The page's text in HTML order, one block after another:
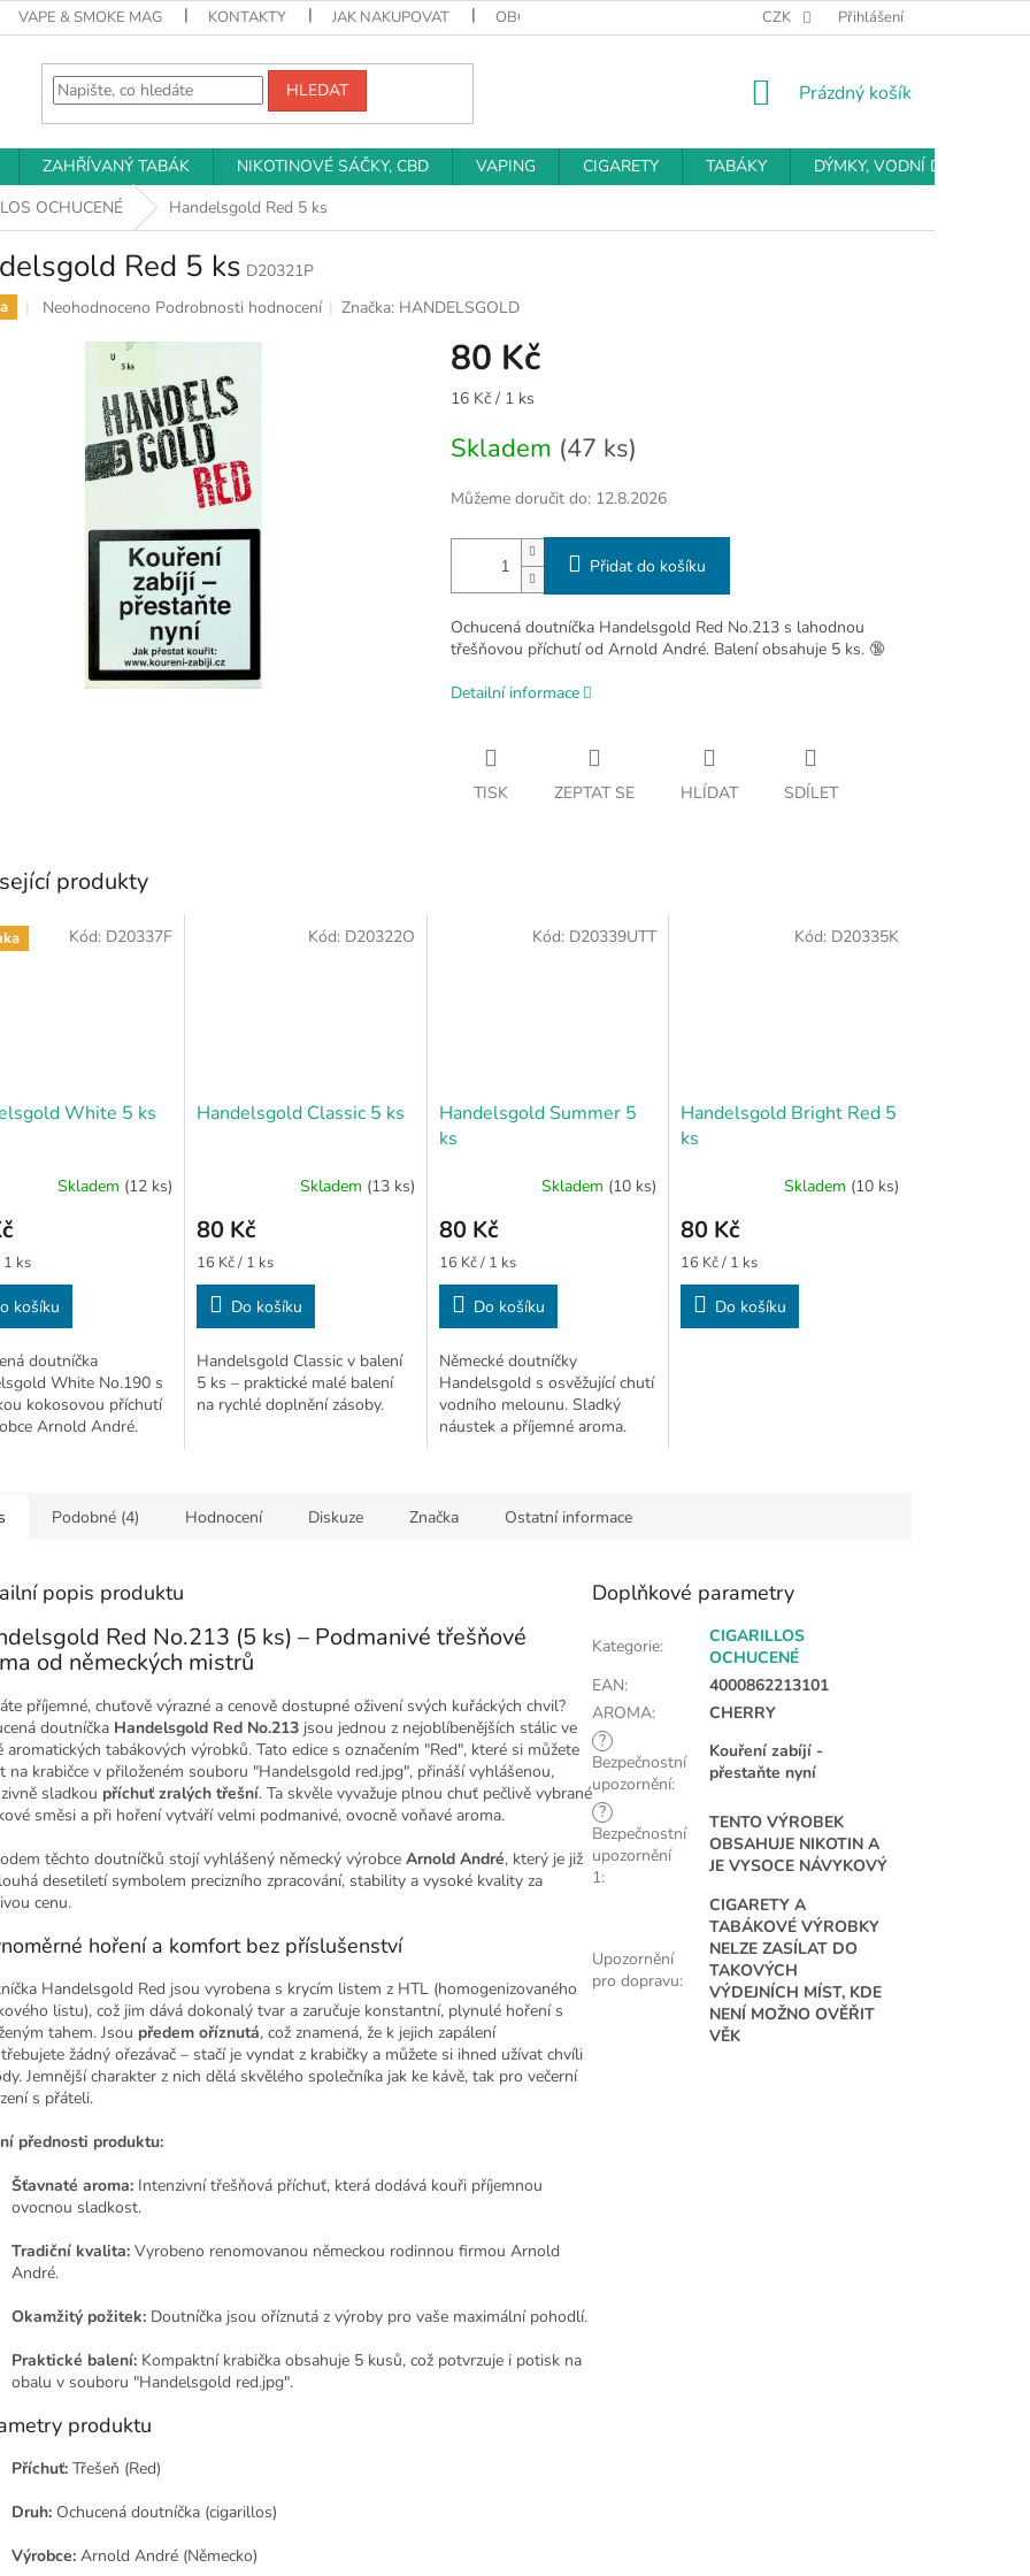
VAPE & SMOKE MAG KONTAKTY JAK NAKUPOVAT OBCHODNÍ PODMÍNKY PODMÍNKY OCHRANY OSOBNÍCH ÚDAJŮ
CZK Přihlášení
HLEDAT
NÁKUPNÍ
Prázdný košík
ZAHŘÍVANÝ TABÁK NIKOTINOVÉ SÁČKY, CBD VAPING CIGARETY TABÁKY
DÝMKY, VODNÍ DÝMKY
OCHUCENÉ Handelsgold Red 5 ks
Red 5 ks D20321P
Průměrné
hvězdiček.
Neohodnoceno Podrobnosti hodnocení Značka: HANDELSGOLD
80 Kč
Měrná
16 Kč / 1 ks
Skladem (47 ks)
Můžeme doručit do: 12.8.2026
Přidat do košíku
Ochucená doutníčka Handelsgold Red No.213 s lahodnou
třešňovou příchutí od Arnold André. Balení obsahuje 5 ks. 🔞
Detailní informace
TISK ZEPTAT SE HLÍDAT SDÍLET
produkty
White 5 ks
Skladem (12 ks)
1 ks
košíku
doutníčka
White No.190 s
kokosovou příchutí
Arnold André.
Kód: D20337F
Handelsgold Classic 5 ks
Skladem (13 ks)
80 Kč
Měrná
cena:
16 Kč / 1 ks
Do košíku
Handelsgold Classic v balení
5 ks – praktické malé balení
na rychlé doplnění zásoby.
Kód: D20322O
Handelsgold Summer 5
ks
Skladem (10 ks)
80 Kč
Měrná
cena:
16 Kč / 1 ks
Do košíku
Německé doutníčky
Handelsgold s osvěžující chutí
vodního melounu. Sladký
náustek a příjemné aroma.
Kód: D20339UTT
Handelsgold Bright Red 5
ks
Skladem (10 ks)
80 Kč
Měrná
cena:
16 Kč / 1 ks
Do košíku
Kód: D20335K
Podobné (4) Hodnocení Diskuze Značka Ostatní informace
popis produktu
Red No.213 (5 ks) – Podmanivé třešňové
od německých mistrů
příjemné, chuťově výrazné a cenově dostupné oživení svých kuřáckých chvil?
doutníčka Handelsgold Red No.213 jsou jednou z nejoblíbenějších stálic ve
aromatických tabákových výrobků. Tato edice s označením "Red", které si můžete
na krabičce v přiloženém souboru "Handelsgold red.jpg", přináší vyhlášenou,
sladkou příchuť zralých třešní. Ta skvěle vyvažuje plnou chuť pečlivě vybrané
směsi a při hoření vytváří velmi podmanivé, ovocně voňavé aroma.
těchto doutníčků stojí vyhlášený německý výrobce Arnold André, který je již
desetiletí symbolem precizního zpracování, stability a vysoké kvality za
cenu.
hoření a komfort bez příslušenství
Handelsgold Red jsou vyrobena s krycím listem z HTL (homogenizovaného
listu), což jim dává dokonalý tvar a zaručuje konstantní, plynulé hoření s
tahem. Jsou předem oříznutá, což znamená, že k jejich zapálení
žádný ořezávač – stačí je vyndat z krabičky a můžete si ihned užívat chvíli
Jemnější charakter z nich dělá skvělého společníka jak ke kávě, tak pro večerní
s přáteli.
přednosti produktu:
Šťavnaté aroma: Intenzivní třešňová příchuť, která dodává kouři příjemnou
ovocnou sladkost.
Tradiční kvalita: Vyrobeno renomovanou německou rodinnou firmou Arnold
André.
Okamžitý požitek: Doutníčka jsou oříznutá z výroby pro vaše maximální pohodlí.
Praktické balení: Kompaktní krabička obsahuje 5 kusů, což potvrzuje i potisk na
obalu v souboru "Handelsgold red.jpg".
produktu
Příchuť: Třešeň (Red)
Druh: Ochucená doutníčka (cigarillos)
Výrobce: Arnold André (Německo)
Doplňkové parametry
Kategorie:
CIGARILLOS
OCHUCENÉ
EAN:
4000862213101
AROMA:
CHERRY
?
Bezpečnostní
upozornění:
Kouření zabíjí -
přestaňte nyní
?
Bezpečnostní
upozornění
1:
TENTO VÝROBEK
OBSAHUJE NIKOTIN A
JE VYSOCE NÁVYKOVÝ
Upozornění
pro dopravu:
CIGARETY A
TABÁKOVÉ VÝROBKY
NELZE ZASÍLAT DO
TAKOVÝCH
VÝDEJNÍCH MÍST, KDE
NENÍ MOŽNO OVĚŘIT
VĚK